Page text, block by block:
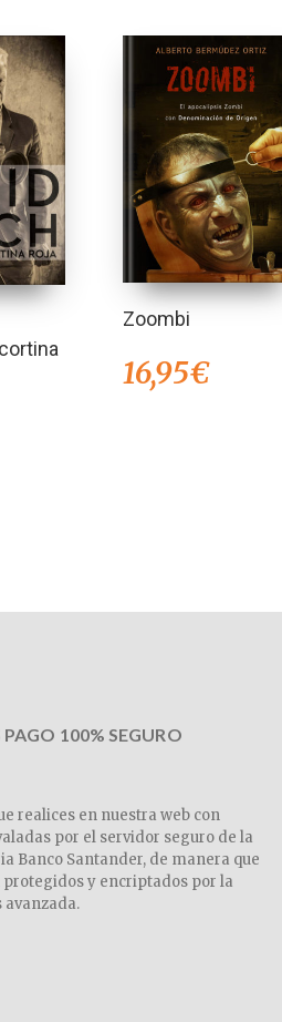
Zoombi
16,95€
100% SEGURO
realices en nuestra web con
por el servidor seguro de la
Banco Santander, de manera que
protegidos y encriptados por la